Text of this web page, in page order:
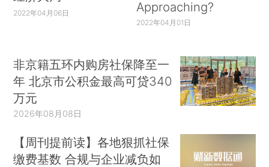
2022年04月06日
Approaching?
2022年04月01日
非京籍五环内购房社保降至一
年 北京市公积金最高可贷340
万元
2026年08月08日
【周刊提前读】各地狠抓社保
缴费基数 合规与企业减负如